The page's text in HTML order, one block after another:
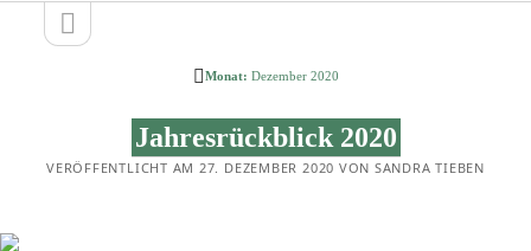
Seitenleiste
Seitenleiste
öffnen
Monat: Dezember 2020
Jahresrückblick 2020
VERÖFFENTLICHT AM 27. DEZEMBER 2020 VON SANDRA TIEBEN